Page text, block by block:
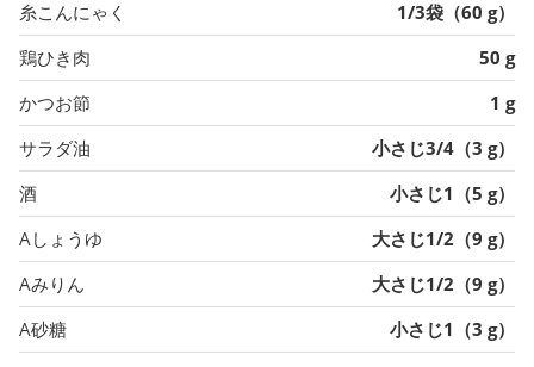
糸こんにゃく
1/3袋（60 g）
鶏ひき肉
50 g
かつお節
1 g
サラダ油
小さじ3/4（3 g）
酒
小さじ1（5 g）
Aしょうゆ
大さじ1/2（9 g）
Aみりん
大さじ1/2（9 g）
A砂糖
小さじ1（3 g）